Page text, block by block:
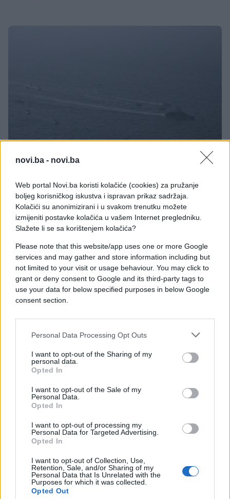
novi.ba - novi.ba
Web portal Novi.ba koristi kolačiće (cookies) za pružanje
boljeg korisničkog iskustva i ispravan prikaz sadržaja.
Kolačići su anonimizirani i u svakom trenutku možete
izmijeniti postavke kolačića u vašem Internet pregledniku.
Slažete li se sa korištenjem kolačića?
Please note that this website/app uses one or more Google
services and may gather and store information including but
not limited to your visit or usage behaviour. You may click to
grant or deny consent to Google and its third-party tags to
use your data for below specified purposes in below Google
consent section.
Personal Data Processing Opt Outs
I want to opt-out of the Sharing of my
personal data.
Opted In
I want to opt-out of the Sale of my
Personal Data.
Opted In
I want to opt-out of processing my
Personal Data for Targeted Advertising.
Opted In
I want to opt-out of Collection, Use,
Retention, Sale, and/or Sharing of my
Personal Data that Is Unrelated with the
Purposes for which it was collected.
Opted Out
SVIJET
24.04.26. 09:35
Normalizacija zračnog prometa u Iranu
Saznaj više
24.04.26. 08:36
Rubio: Iranski fudbalski tim može da učestvuje na
Svjetskom prvenstvu u SAD